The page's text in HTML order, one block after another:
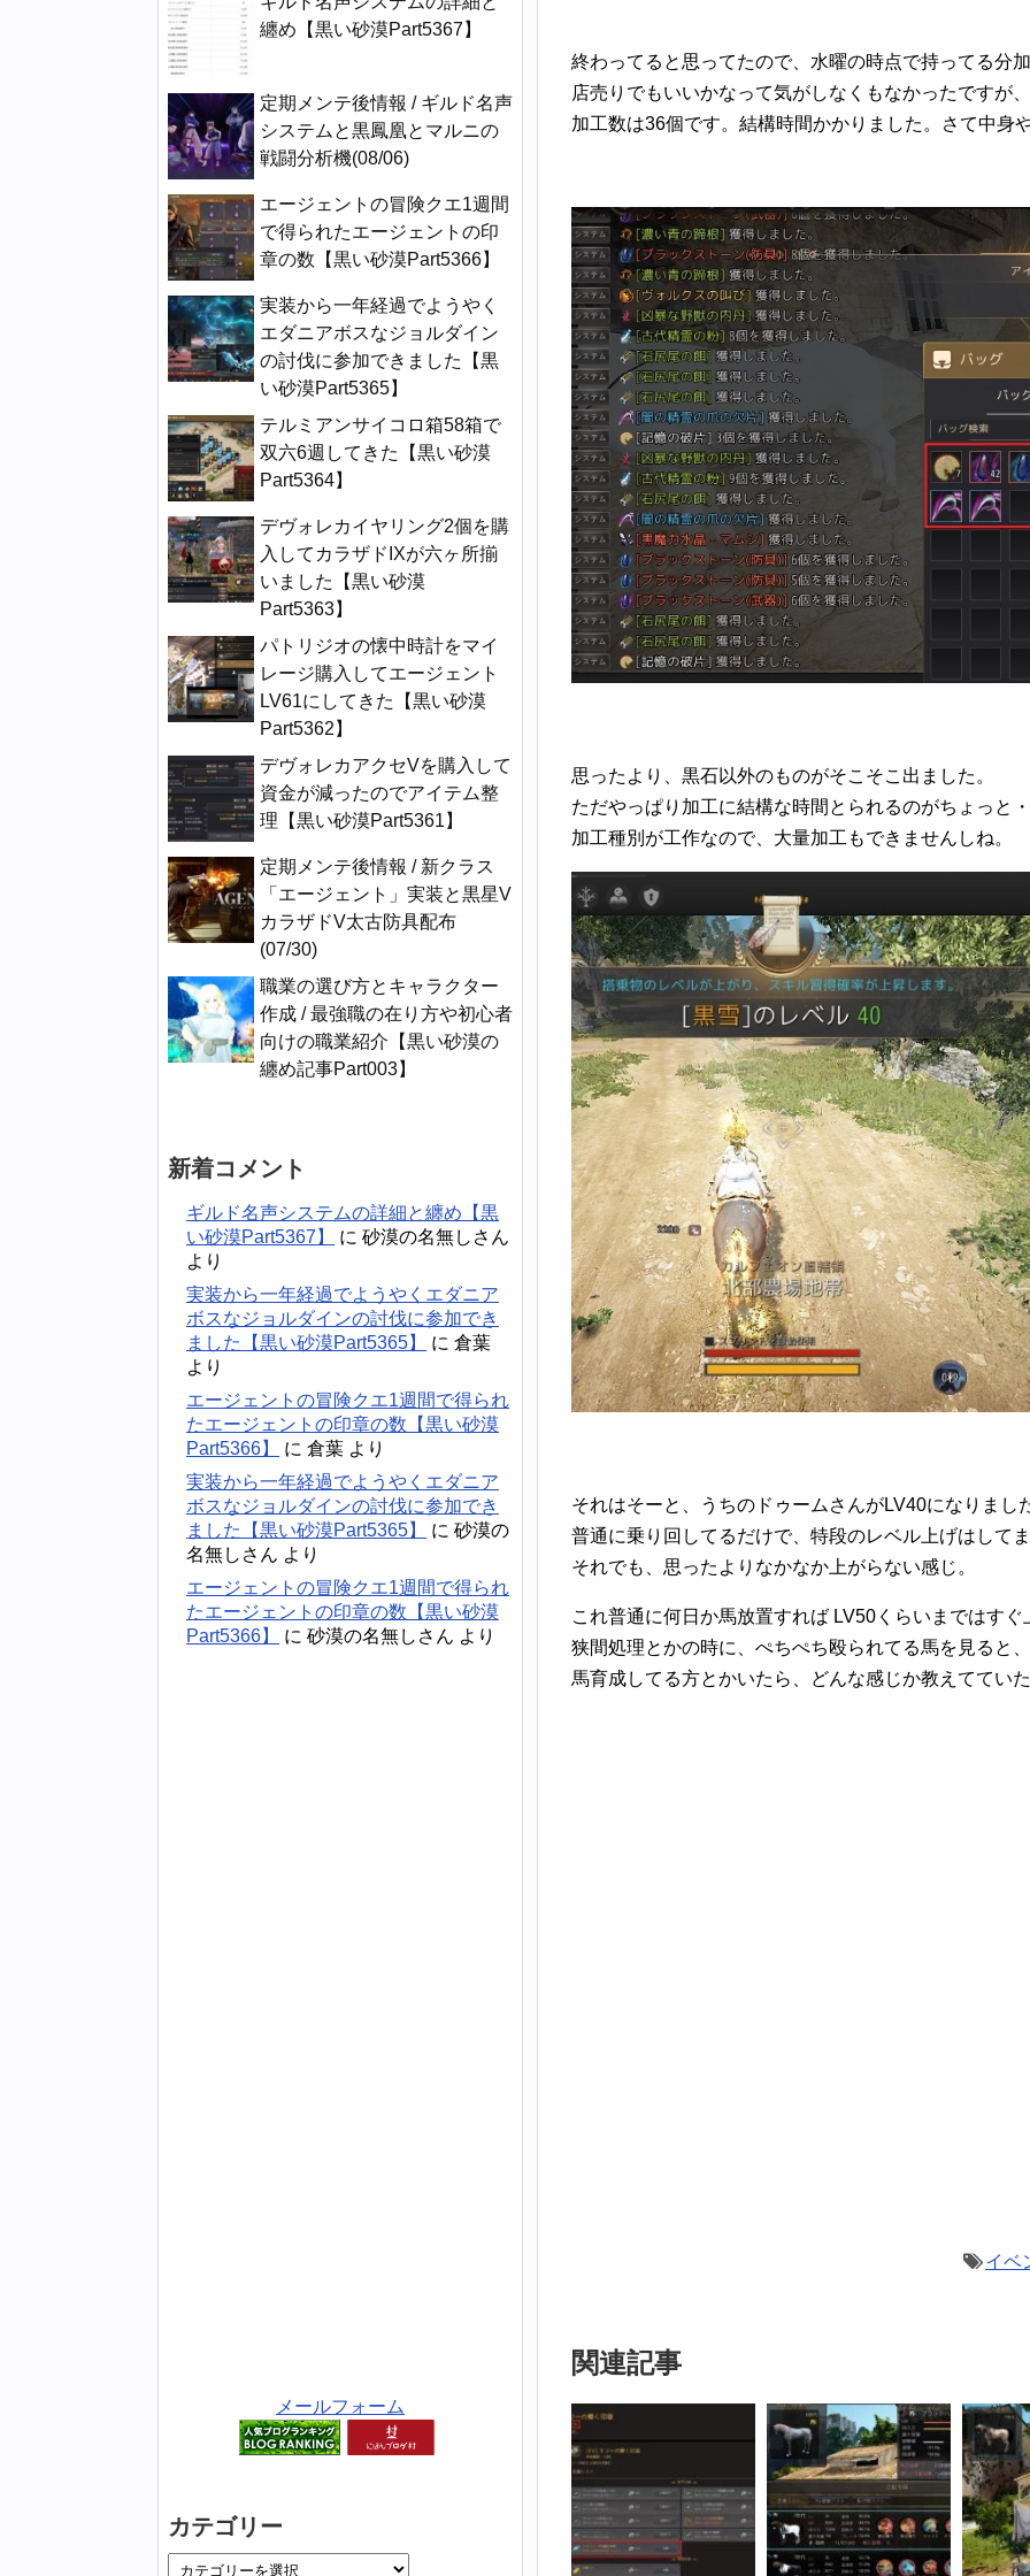
終わってると思ってたので、水曜の時点で持ってる分
店売りでもいいかなって気がしなくもなかったですが
加工数は36個です。結構時間かかりました。さて中身
思ったより、黒石以外のものがそこそこ出ました。
ただやっぱり加工に結構な時間とられるのがちょっと
加工種別が工作なので、大量加工もできませんしね。
それはそーと、うちのドゥームさんがLV40になりまし
普通に乗り回してるだけで、特段のレベル上げはして
それでも、思ったよりなかなか上がらない感じ。
これ普通に何日か馬放置すれば LV50くらいまではす
狭間処理とかの時に、ぺちぺち殴られてる馬を見ると
馬育成してる方とかいたら、どんな感じか教えててい
イベ
関連記事
纏め【黒い砂漠Part5367】
定期メンテ後情報 / ギルド名声
システムと黒鳳凰とマルニの
戦闘分析機(08/06)
エージェントの冒険クエ1週間
で得られたエージェントの印
章の数【黒い砂漠Part5366】
実装から一年経過でようやく
エダニアボスなジョルダイン
の討伐に参加できました【黒
い砂漠Part5365】
テルミアンサイコロ箱58箱で
双六6週してきた【黒い砂漠
Part5364】
デヴォレカイヤリング2個を購
入してカラザドIXが六ヶ所揃
いました【黒い砂漠
Part5363】
パトリジオの懐中時計をマイ
レージ購入してエージェント
LV61にしてきた【黒い砂漠
Part5362】
デヴォレカアクセVを購入して
資金が減ったのでアイテム整
理【黒い砂漠Part5361】
定期メンテ後情報 / 新クラス
「エージェント」実装と黒星V
カラザドV太古防具配布
(07/30)
職業の選び方とキャラクター
作成 / 最強職の在り方や初心者
向けの職業紹介【黒い砂漠の
纏め記事Part003】
新着コメント
ギルド名声システムの詳細と纏め【黒
い砂漠Part5367】
に 砂漠の名無しさん
より
実装から一年経過でようやくエダニア
ボスなジョルダインの討伐に参加でき
ました【黒い砂漠Part5365】
に 倉葉
より
エージェントの冒険クエ1週間で得られ
たエージェントの印章の数【黒い砂漠
Part5366】
に 倉葉 より
実装から一年経過でようやくエダニア
ボスなジョルダインの討伐に参加でき
ました【黒い砂漠Part5365】
に 砂漠の
名無しさん より
エージェントの冒険クエ1週間で得られ
たエージェントの印章の数【黒い砂漠
Part5366】
に 砂漠の名無しさん より
メールフォーム
カテゴリー